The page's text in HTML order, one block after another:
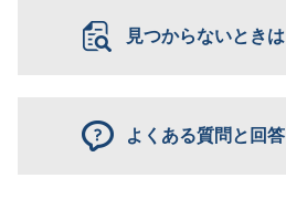
見つからないときは
よくある質問と回答